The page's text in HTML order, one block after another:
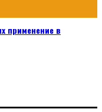
применение в